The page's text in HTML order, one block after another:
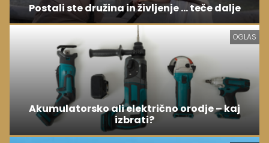
Postali ste družina in življenje ... teče dalje
OGLAS
Akumulatorsko ali električno orodje – kaj
izbrati?